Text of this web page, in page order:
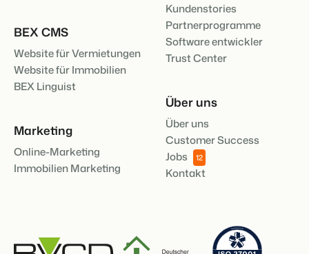
BEX CMS
Website für Vermietungen
Website für Immobilien
BEX Linguist
Marketing
Online-Marketing
Immobilien Marketing
Kundenstories
Partnerprogramme
Software entwickler
Trust Center
Über uns
Über uns
Customer Success
Jobs
12
Kontakt